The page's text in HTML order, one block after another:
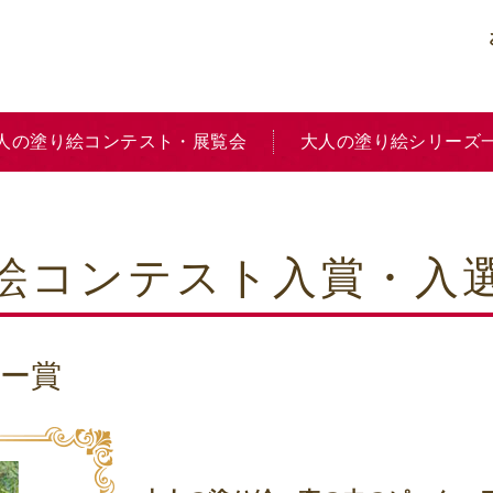
の塗り絵コンテスト・展覧会 大人の塗り絵シリーズ
コンテスト入賞・入
賞